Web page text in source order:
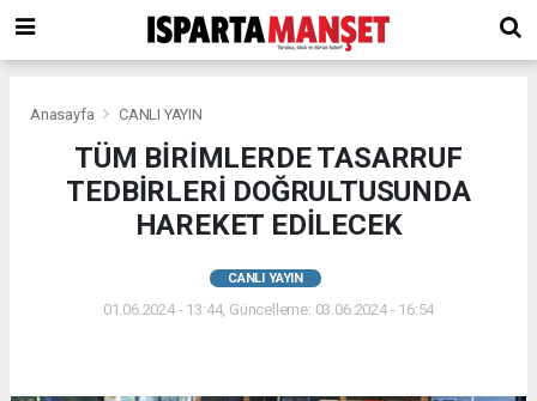
Anasayfa CANLI YAYIN
TÜM BİRİMLERDE TASARRUF
TEDBİRLERİ DOĞRULTUSUNDA
HAREKET EDİLECEK
CANLI YAYIN
01.06.2024 - 13:44, Güncelleme: 03.06.2024 - 16:54